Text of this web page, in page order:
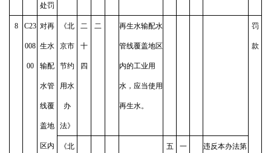
处罚
8 C23
008
00
对再
生水
输配
水管
线覆
盖地
区内
《北
京市
节约
用水
办
法》
二
十
四
二 再生水输配水
管线覆盖地区
内的工业用
水，应当使用
再生水。
罚
款
《北 五 一 违反本办法第